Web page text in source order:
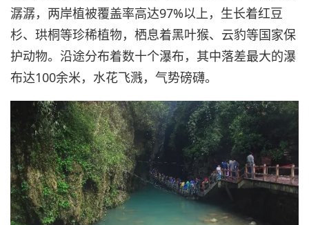
潺潺，两岸植被覆盖率高达97%以上，生长着红豆
杉、珙桐等珍稀植物，栖息着黑叶猴、云豹等国家保
护动物。沿途分布着数十个瀑布，其中落差最大的瀑
布达100余米，水花飞溅，气势磅礴。